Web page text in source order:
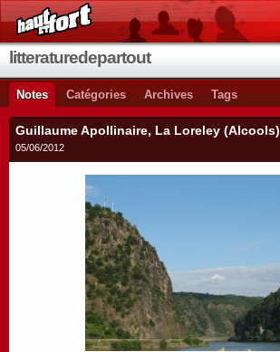
litteraturedepartout
Notes Catégories Archives Tags
Guillaume Apollinaire, La Loreley (Alcools)
05/06/2012